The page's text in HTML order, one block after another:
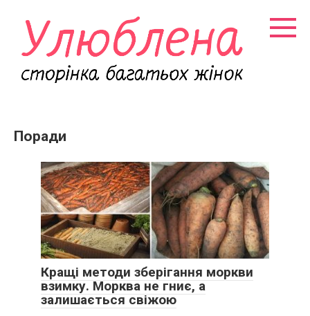
контенту
Поради
Кращі методи зберігання моркви
взимку. Морква не гниє, а
залишається свіжою